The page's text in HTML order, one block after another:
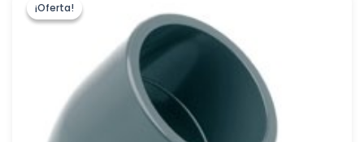
¡Oferta!
¡Oferta!